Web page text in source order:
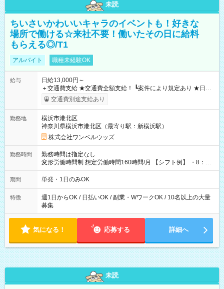
未読
ちいさいかわいいキャラのイベントも！好きな
場所で働ける☆来社不要！働いたその日に給料
もらえる◎/T1
アルバイト 職種未経験OK
給与
日給13,000円～
＋交通費支給 ★交通費全額支給！ ┗案件により規定あり ★日払
いOK！（規定あり） ┗働いたその日に現金GET♪ お仕事後はコ
ンビニATMから 日払い分を引き落とせます！ 【試用期間】試
交通費別途支給あり
勤務地
横浜市港北区
神奈川県横浜市港北区（最寄り駅：新横浜駅）
株式会社ワンベルウッズ
勤務時間
勤務時間は指定なし
変形労働時間制 想定労働時間160時間/月 【シフト例】 ・8：00
～21：00
期間 単発・1日のみOK
特徴
週1日からOK / 日払いOK / 副業・WワークOK / 10名以上の大量
募集
気になる！ 応募する 詳細へ
未読